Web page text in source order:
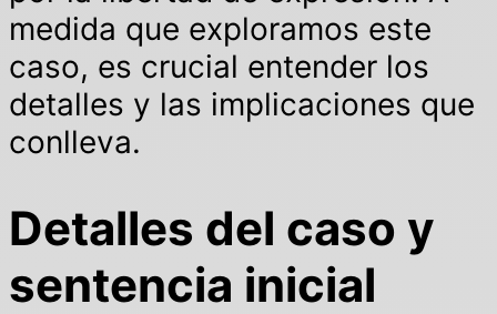
medida que exploramos este
caso, es crucial entender los
detalles y las implicaciones que
conlleva.
Detalles del caso y
sentencia inicial